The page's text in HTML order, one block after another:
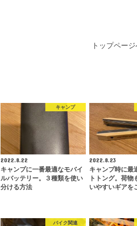
トップペー
キャンプ
2022.8.22
キャンプに一番最適なモバイ
ルバッテリー。３種類を使い
分ける方法
2022.8.23
キャンプ時に最
トトング。荷物
いやすいギアを
バイク関連